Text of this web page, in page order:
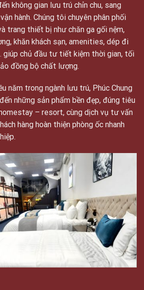
không gian lưu trú chỉn chu, sang
hành. Chúng tôi chuyên phân phối
trang thiết bị như chăn ga gối nệm,
khăn khách sạn, amenities, dép đi
giúp chủ đầu tư tiết kiệm thời gian, tối
đồng bộ chất lượng.
năm trong ngành lưu trú, Phúc Chung
những sản phẩm bền đẹp, đúng tiêu
– resort, cùng dịch vụ tư vấn
hàng hoàn thiện phòng ốc nhanh